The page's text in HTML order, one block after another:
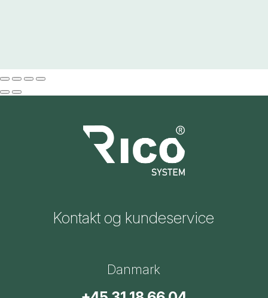
Kontakt og kundeservice
Danmark